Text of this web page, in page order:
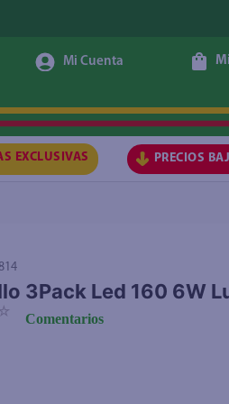
EXCLUSIVAS PRECIOS
3Pack Led 160 6W
☆ Comentarios